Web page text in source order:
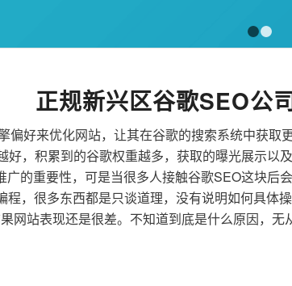
正规新兴区谷歌SEO公
偏好来优化网站，让其在谷歌的搜索系统中获
，积累到的谷歌权重越多，获取的曝光展示
的重要性，可是当很多人接触谷歌SEO这块
，很多东西都是只谈道理，没有说明如何具
网站表现还是很差。不知道到底是什么原因，